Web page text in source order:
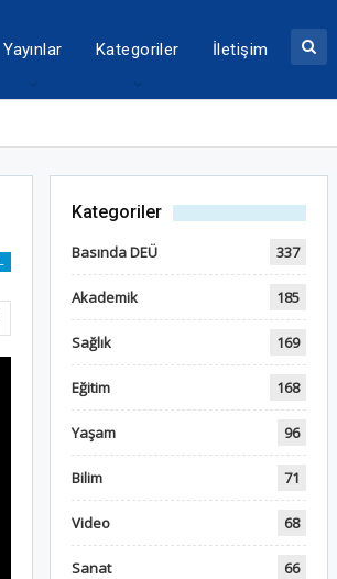
Yayınlar Kategoriler İletişim
Kategoriler
Basında DEÜ 337
Akademik 185
Sağlık 169
Eğitim 168
Yaşam 96
Bilim 71
Video 68
Sanat 66